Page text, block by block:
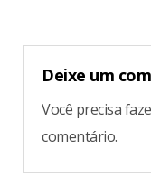
Deixe um
Você precisa
comentário.